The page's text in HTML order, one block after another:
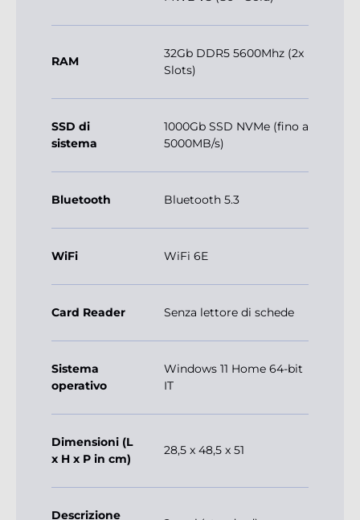
RAM
32Gb DDR5 5600Mhz (2x
Slots)
SSD di
sistema
1000Gb SSD NVMe (fino a
5000MB/s)
Bluetooth Bluetooth 5.3
WiFi WiFi 6E
Card Reader Senza lettore di schede
Sistema
operativo
Windows 11 Home 64-bit
IT
Dimensioni (L
x H x P in cm)
28,5 x 48,5 x 51
Descrizione